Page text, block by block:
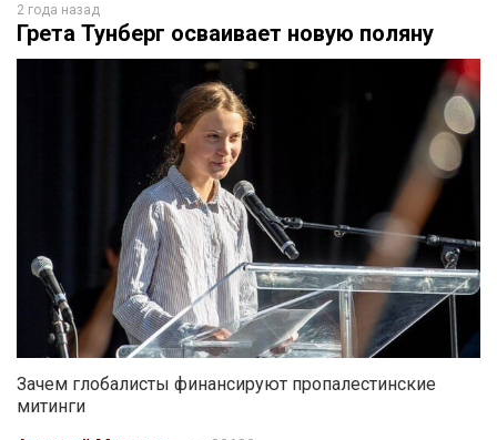
2 года назад
Грета Тунберг осваивает новую поляну
Зачем глобалисты финансируют пропалестинские
митинги